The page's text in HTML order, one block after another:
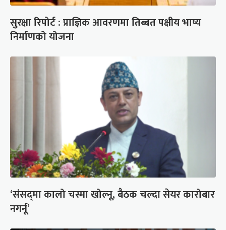
सुरक्षा रिपोर्ट : प्राज्ञिक आवरणमा तिब्बत पक्षीय भाष्य
निर्माणको योजना
‘संसद्‍मा कालो चस्मा खोल्नू, बैठक चल्दा सेयर कारोबार
नगर्नू’